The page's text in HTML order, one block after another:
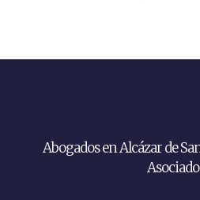
Abogados en Alcázar de